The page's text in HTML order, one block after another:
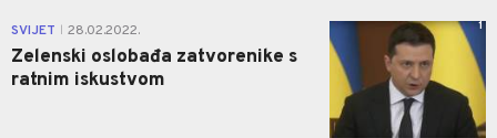
SVIJET 28.02.2022.
Zelenski oslobađa zatvorenike s
ratnim iskustvom
1